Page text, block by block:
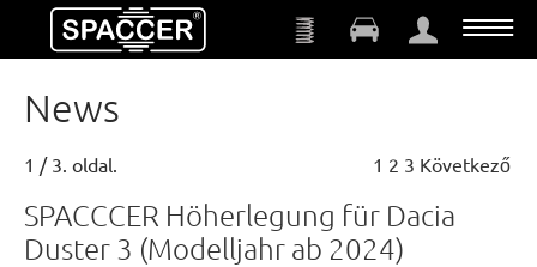
Skip to main content
News
1 / 3. oldal. 1 2 3 Következő
SPACCCER Höherlegung für Dacia
Duster 3 (Modelljahr ab 2024)